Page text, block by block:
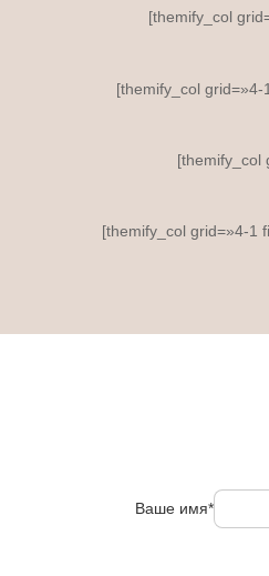
[themify_col
[themify_col
[themify_col grid=»4-
Ваше имя*